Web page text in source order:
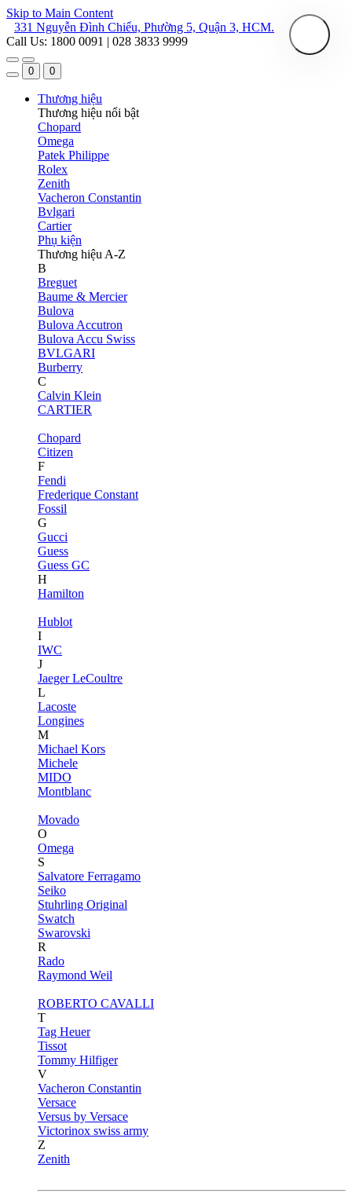
Skip to Main Content
331 Nguyễn Đình Chiểu, Phường 5, Quận 3, HCM.
Call Us: 1800 0091 | 028 3833 9999
0 0
Thương hiệu
Thương hiệu nổi bật
Chopard
Omega
Patek Philippe
Rolex
Zenith
Vacheron Constantin
Bvlgari
Cartier
Phụ kiện
Thương hiệu A-Z
B
Breguet
Baume & Mercier
Bulova
Bulova Accutron
Bulova Accu Swiss
BVLGARI
Burberry
C
Calvin Klein
CARTIER
Chopard
Citizen
F
Fendi
Frederique Constant
Fossil
G
Gucci
Guess
Guess GC
H
Hamilton
Hublot
I
IWC
J
Jaeger LeCoultre
L
Lacoste
Longines
M
Michael Kors
Michele
MIDO
Montblanc
Movado
O
Omega
S
Salvatore Ferragamo
Seiko
Stuhrling Original
Swatch
Swarovski
R
Rado
Raymond Weil
ROBERTO CAVALLI
T
Tag Heuer
Tissot
Tommy Hilfiger
V
Vacheron Constantin
Versace
Versus by Versace
Victorinox swiss army
Z
Zenith